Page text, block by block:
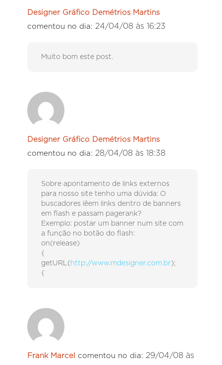
Designer Gráfico Demétrios Martins
comentou no dia: 24/04/08 às 16:23
Muito bom este post.
Designer Gráfico Demétrios Martins
comentou no dia: 28/04/08 às 18:38
Sobre apontamento de links externos
para nosso site tenho uma dúvida: O
buscadores lêem links dentro de banners
em flash e passam pagerank?
Exemplo: postar um banner num site com
a função no botão do flash:
on(release)
{
getURL( http://www.mdesigner.com.br );
{
Frank Marcel comentou no dia: 29/04/08 às